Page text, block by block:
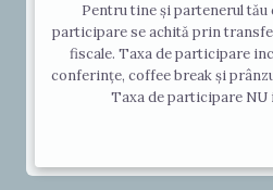
Pentru tine și partenerul tău
participare se achită prin
fiscale. Taxa de participare
conferințe, coffee break și
Taxa de participare NU